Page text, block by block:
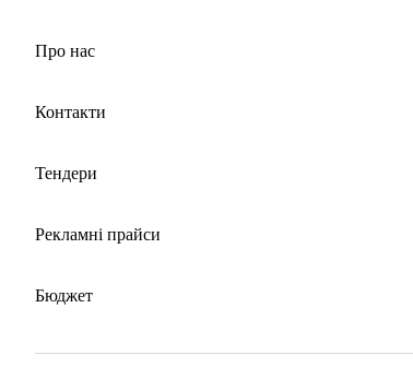
Про нас
Контакти
Тендери
Рекламні прайси
Бюджет